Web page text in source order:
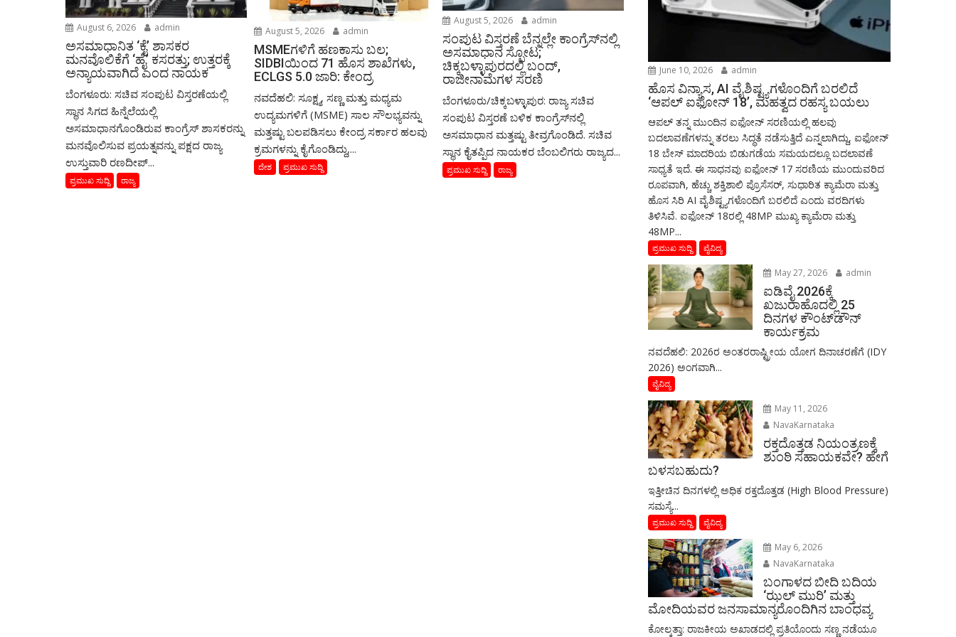
August 6, 2026 admin
ಅಸಮಾಧಾನಿತ ‘ಕೈ’ ಶಾಸಕರ
ಮನವೊಲಿಕೆಗೆ ‘ಹೈ’ ಕಸರತ್ತು; ಉತ್ತರಕ್ಕೆ
ಅನ್ಯಾಯವಾಗಿದೆ ಎಂದ ನಾಯಕ
ಬೆಂಗಳೂರು: ಸಚಿವ ಸಂಪುಟ ವಿಸ್ತರಣೆಯಲ್ಲಿ
ಸ್ಥಾನ ಸಿಗದ ಹಿನ್ನೆಲೆಯಲ್ಲಿ
ಅಸಮಾಧಾನಗೊಂಡಿರುವ ಕಾಂಗ್ರೆಸ್ ಶಾಸಕರನ್ನು
ಮನವೊಲಿಸುವ ಪ್ರಯತ್ನವನ್ನು ಪಕ್ಷದ ರಾಜ್ಯ
ಉಸ್ತುವಾರಿ ರಣದೀಪ್...
ಪ್ರಮುಖ ಸುದ್ದಿ ರಾಜ್ಯ
August 5, 2026 admin
MSMEಗಳಿಗೆ ಹಣಕಾಸು ಬಲ;
SIDBIಯಿಂದ 71 ಹೊಸ ಶಾಖೆಗಳು,
ECLGS 5.0 ಜಾರಿ: ಕೇಂದ್ರ
ನವದೆಹಲಿ: ಸೂಕ್ಷ್ಮ, ಸಣ್ಣ ಮತ್ತು ಮಧ್ಯಮ
ಉದ್ಯಮಗಳಿಗೆ (MSME) ಸಾಲ ಸೌಲಭ್ಯವನ್ನು
ಮತ್ತಷ್ಟು ಬಲಪಡಿಸಲು ಕೇಂದ್ರ ಸರ್ಕಾರ ಹಲವು
ಕ್ರಮಗಳನ್ನು ಕೈಗೊಂಡಿದ್ದು,...
ದೇಶ ಪ್ರಮುಖ ಸುದ್ದಿ
August 5, 2026 admin
ಸಂಪುಟ ವಿಸ್ತರಣೆ ಬೆನ್ನಲ್ಲೇ ಕಾಂಗ್ರೆಸ್‌ನಲ್ಲಿ
ಅಸಮಾಧಾನ ಸ್ಫೋಟ;
ಚಿಕ್ಕಬಳ್ಳಾಪುರದಲ್ಲಿ ಬಂದ್,
ರಾಜೀನಾಮೆಗಳ ಸರಣಿ
ಬೆಂಗಳೂರು/ಚಿಕ್ಕಬಳ್ಳಾಪುರ: ರಾಜ್ಯ ಸಚಿವ
ಸಂಪುಟ ವಿಸ್ತರಣೆ ಬಳಿಕ ಕಾಂಗ್ರೆಸ್‌ನಲ್ಲಿ
ಅಸಮಾಧಾನ ಮತ್ತಷ್ಟು ತೀವ್ರಗೊಂಡಿದೆ. ಸಚಿವ
ಸ್ಥಾನ ಕೈತಪ್ಪಿದ ನಾಯಕರ ಬೆಂಬಲಿಗರು ರಾಜ್ಯದ...
ಪ್ರಮುಖ ಸುದ್ದಿ ರಾಜ್ಯ
June 10, 2026 admin
ಹೊಸ ವಿನ್ಯಾಸ, AI ವೈಶಿಷ್ಟ್ಯಗಳೊಂದಿಗೆ ಬರಲಿದೆ
‘ಆಪಲ್ ಐಫೋನ್ 18’, ಮಹತ್ವದ ರಹಸ್ಯ ಬಯಲು
ಆಪಲ್ ತನ್ನ ಮುಂದಿನ ಐಫೋನ್ ಸರಣಿಯಲ್ಲಿ ಹಲವು
ಬದಲಾವಣೆಗಳನ್ನು ತರಲು ಸಿದ್ಧತೆ ನಡೆಸುತ್ತಿದೆ ಎನ್ನಲಾಗಿದ್ದು, ಐಫೋನ್
18 ಬೇಸ್ ಮಾದರಿಯ ಬಿಡುಗಡೆಯ ಸಮಯದಲ್ಲೂ ಬದಲಾವಣೆ
ಸಾಧ್ಯತೆ ಇದೆ. ಈ ಸಾಧನವು ಐಫೋನ್ 17 ಸರಣಿಯ ಮುಂದುವರಿದ
ರೂಪವಾಗಿ, ಹೆಚ್ಚು ಶಕ್ತಿಶಾಲಿ ಪ್ರೊಸೆಸರ್, ಸುಧಾರಿತ ಕ್ಯಾಮೆರಾ ಮತ್ತು
ಹೊಸ ಸಿರಿ AI ವೈಶಿಷ್ಟ್ಯಗಳೊಂದಿಗೆ ಬರಲಿದೆ ಎಂದು ವರದಿಗಳು
ತಿಳಿಸಿವೆ. ಐಫೋನ್ 18ರಲ್ಲಿ 48MP ಮುಖ್ಯ ಕ್ಯಾಮೆರಾ ಮತ್ತು
48MP...
ಪ್ರಮುಖ ಸುದ್ದಿ ವೈವಿದ್ಯ
May 27, 2026 admin
ಐಡಿವೈ 2026ಕ್ಕೆ
ಖಜುರಾಹೊದಲ್ಲಿ 25
ದಿನಗಳ ಕೌಂಟ್‌ಡೌನ್
ಕಾರ್ಯಕ್ರಮ
ನವದೆಹಲಿ: 2026ರ ಅಂತರರಾಷ್ಟ್ರೀಯ ಯೋಗ ದಿನಾಚರಣೆಗೆ (IDY
2026) ಅಂಗವಾಗಿ...
ವೈವಿದ್ಯ
May 11, 2026
NavaKarnataka
ರಕ್ತದೊತ್ತಡ ನಿಯಂತ್ರಣಕ್ಕೆ
ಶುಂಠಿ ಸಹಾಯಕವೇ? ಹೇಗೆ
ಬಳಸಬಹುದು?
ಇತ್ತೀಚಿನ ದಿನಗಳಲ್ಲಿ ಅಧಿಕ ರಕ್ತದೊತ್ತಡ (High Blood Pressure)
ಸಮಸ್ಯೆ...
ಪ್ರಮುಖ ಸುದ್ದಿ ವೈವಿದ್ಯ
May 6, 2026
NavaKarnataka
ಬಂಗಾಳದ ಬೀದಿ ಬದಿಯ
‘ಝಲ್ ಮುರಿ’ ಮತ್ತು
ಮೋದಿಯವರ ಜನಸಾಮಾನ್ಯರೊಂದಿಗಿನ ಬಾಂಧವ್ಯ
​ಕೋಲ್ಕತ್ತಾ: ರಾಜಕೀಯ ಅಖಾಡದಲ್ಲಿ ಪ್ರತಿಯೊಂದು ಸಣ್ಣ ನಡೆಯೂ